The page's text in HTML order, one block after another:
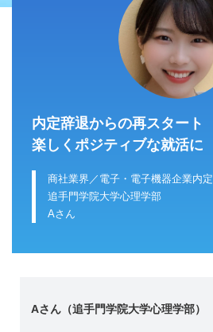
内定辞退からの再スタート
楽しくポジティブな就活に
商社業界／電子・電子機器企業内定
追手門学院大学心理学部
Aさん
Aさん （追手門学院大学心理学部）